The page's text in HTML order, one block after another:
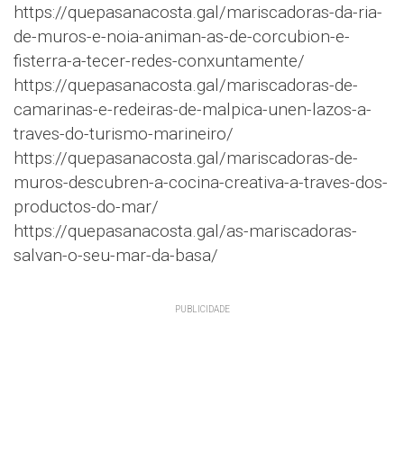
https://quepasanacosta.gal/mariscadoras-da-ria-
de-muros-e-noia-animan-as-de-corcubion-e-
fisterra-a-tecer-redes-conxuntamente/
https://quepasanacosta.gal/mariscadoras-de-
camarinas-e-redeiras-de-malpica-unen-lazos-a-
traves-do-turismo-marineiro/
https://quepasanacosta.gal/mariscadoras-de-
muros-descubren-a-cocina-creativa-a-traves-dos-
productos-do-mar/
https://quepasanacosta.gal/as-mariscadoras-
salvan-o-seu-mar-da-basa/